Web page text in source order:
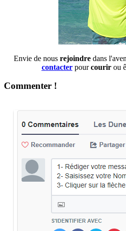
Envie de nous rejoindre dans
contacterpourcourir ou
Commenter !